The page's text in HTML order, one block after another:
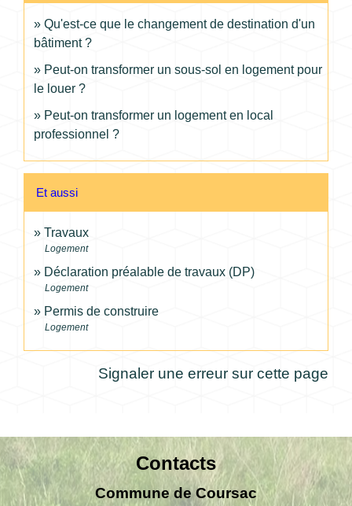
Qu'est-ce que le changement de destination d'un
bâtiment ?
Peut-on transformer un sous-sol en logement pour
le louer ?
Peut-on transformer un logement en local
professionnel ?
Et aussi
Travaux
Logement
Déclaration préalable de travaux (DP)
Logement
Permis de construire
Logement
Signaler une erreur sur cette page
Contacts
Commune de Coursac